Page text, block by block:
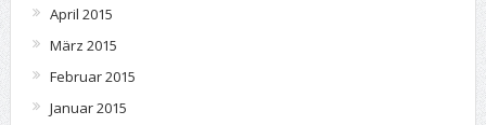
April 2015
März 2015
Februar 2015
Januar 2015